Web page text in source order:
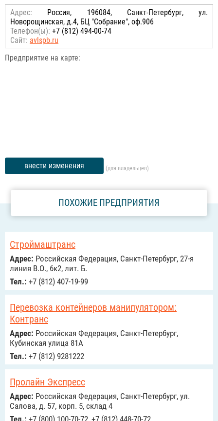
Адрес: Россия, 196084, Санкт-Петербург, ул.
Новорощинская, д.4, БЦ "Собрание", оф.906
Телефон(ы): +7 (812) 494-00-74
Сайт: avlspb.ru
Предприятие на карте:
внести изменения (для владельцев)
ПОХОЖИЕ ПРЕДПРИЯТИЯ
Строймаштранс
Адрес: Российcкая Федерация, Санкт-Петербург, 27-я
линия В.О., 6к2, лит. Б.
Тел.: +7 (812) 407-19-99
Перевозка контейнеров манипулятором:
Контранс
Адрес: Российcкая Федерация, Санкт-Петербург,
Кубинская улица 81А
Тел.: +7 (812) 9281222
Пролайн Экспресс
Адрес: Российcкая Федерация, Санкт-Петербург, ул.
Салова, д. 57, корп. 5, склад 4
Тел.: +7 (800) 100-70-72, +7 (812) 448-70-72